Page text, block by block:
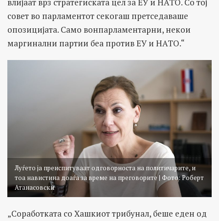
совет во парламентот секогаш претседаваше
опозицијата. Само вонпарламентарни, некои
маргинални партии беа против ЕУ и НАТО.“
Луѓето ја преиспитуваат одговорноста на политичарите, и
тоа навистина доаѓа за време на преговорите | Фото: Роберт
Атанасовски
„Соработката со Хашкиот трибунал, беше еден од